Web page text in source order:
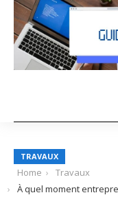
TRAVAUX
Home
Travaux
À quel moment